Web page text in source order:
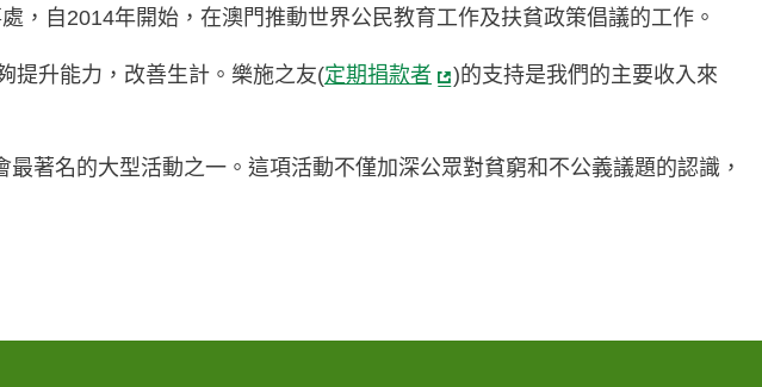
，自2014年開始，在澳門推動世界公民教育工作及扶貧政策倡議的工作。
提升能力，改善生計。樂施之友(定期捐款者
)的支持是我們的主要收入來
最著名的大型活動之一。這項活動不僅加深公眾對貧窮和不公義議題的認識，